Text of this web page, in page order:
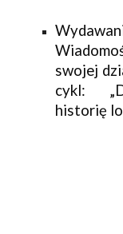
swojej
cykl:
historię